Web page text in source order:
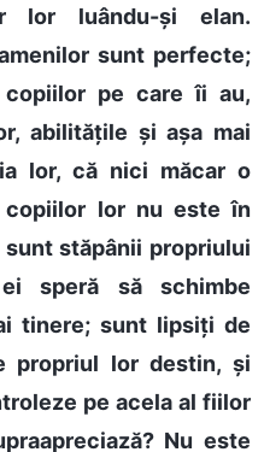
lor luându-și elan.
sunt perfecte;
pe care îi au,
abilitățile și așa mai
lor, că nici măcar o
copiilor lor nu este în
stăpânii propriului
speră să schimbe
tinere; sunt lipsiți de
propriul lor destin, și
pe acela al fiilor
Nu este